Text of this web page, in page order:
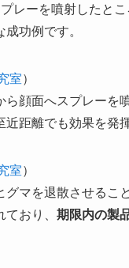
レーを噴射したと
功例です。
室）
顔面へスプレーを
距離でも効果を発
室）
マを退散させるこ
おり、 期限内の製